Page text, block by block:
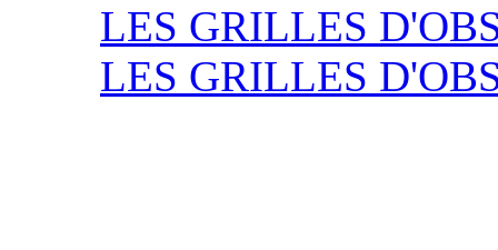
LES GRILLES
LES GRILLES